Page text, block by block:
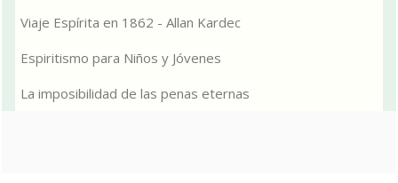
Viaje Espírita en 1862 - Allan Kardec
Espiritismo para Niños y Jóvenes
La imposibilidad de las penas eternas